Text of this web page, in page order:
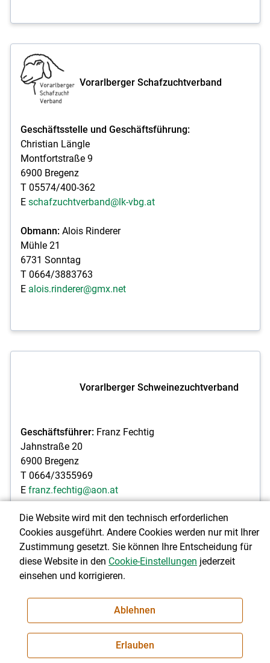
Vorarlberger Schafzuchtverband
Geschäftsstelle und Geschäftsführung:
Christian Längle
Montfortstraße 9
6900 Bregenz
T 05574/400-362
E schafzuchtverband@lk-vbg.at
Obmann: Alois Rinderer
Mühle 21
6731 Sonntag
T 0664/3883763
E alois.rinderer@gmx.net
Vorarlberger Schweinezuchtverband
Geschäftsführer:Franz Fechtig
Jahnstraße 20
6900 Bregenz
T 0664/3355969
E franz.fechtig@aon.at
Obmann:Jürgen Hagspiel
Leutenhofen 18
6914 Hohenweiler
T 0664/2114781
Ejuergen.hagspiel@bsbz.at
Die Website wird mit den technisch erforderlichen
Cookies ausgeführt. Andere Cookies werden nur mit Ihrer
Zustimmung gesetzt. Sie können Ihre Entscheidung für
diese Website in den Cookie-Einstellungen jederzeit
einsehen und korrigieren.
Ablehnen
Erlauben